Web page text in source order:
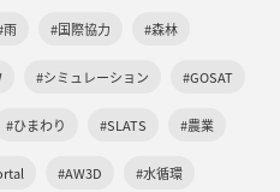
雨 #国際協力 #森林
#シミュレーション #GOSAT
#ひまわり #SLATS #農業
#AW3D #水循環